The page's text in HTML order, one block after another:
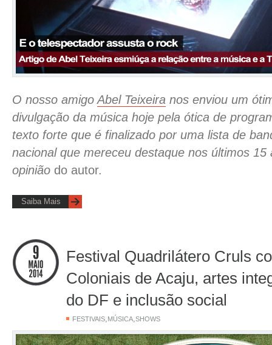
O nosso amigo Abel Teixeira nos enviou um
divulgação da música hoje pela ótica de
texto forte que é finalizado por uma lista de
nacional que mereceu destaque nos últimos
opinião do autor.
Saiba Mais
Festival Quadrilátero Cruls
Coloniais de Acaju, artes
do DF e inclusão social
FESTIVAIS MÚSICA SHOWS